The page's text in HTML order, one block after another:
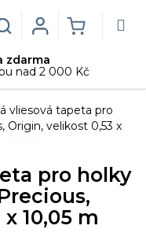
zdarma
nad 2 000 Kč
Hledat
KOŠÍK
Login
vliesová tapeta pro
Origin, velikost 0,53 x
pro holky
10,05 m